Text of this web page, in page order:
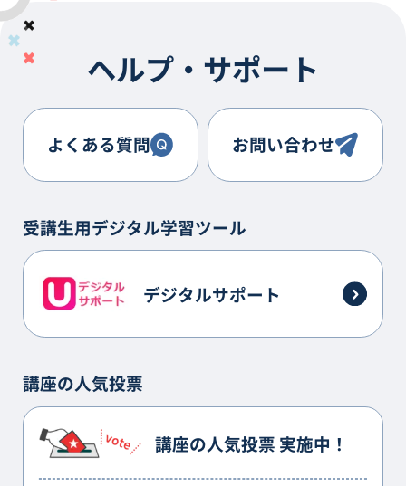
ヘルプ・サポート
よくある質問 お問い合わせ
受講生用デジタル学習ツール
デジタルサポート
講座の人気投票
講座の人気投票 実施中！